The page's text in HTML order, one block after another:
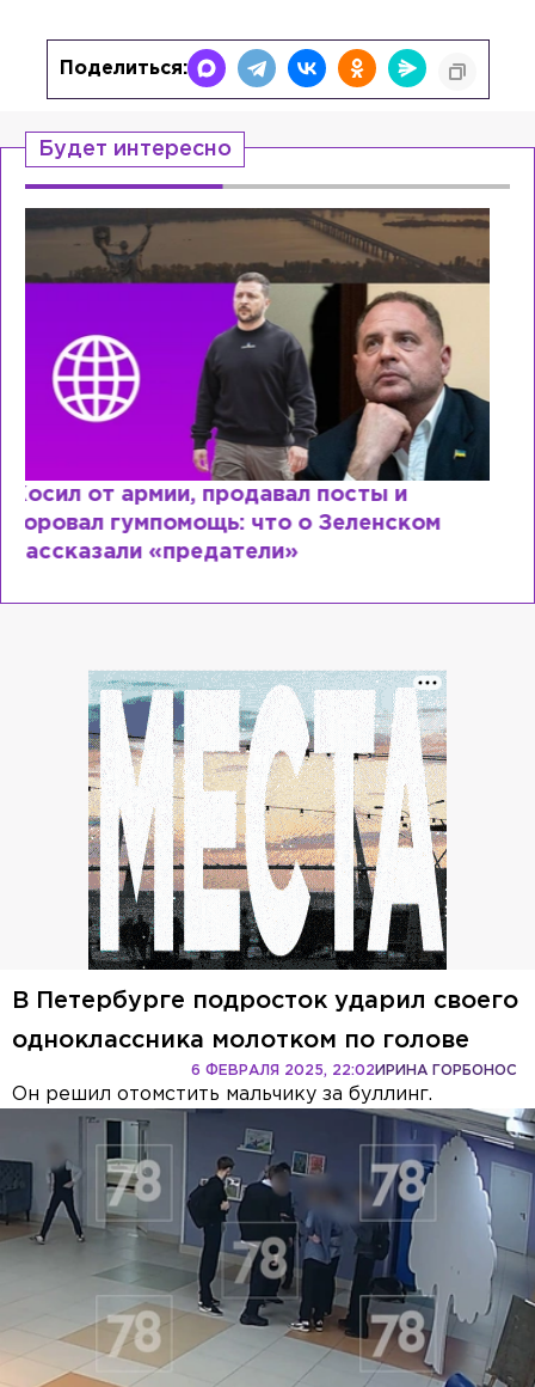
Поделиться:
Будет интересно
Рыдает из-за мужа, но опять флиртует с
Лазаревым: как Лера Кудрявцева
сходит с ума
В Петербурге подросток ударил своего
одноклассника молотком по голове
ИРИНА ГОРБОНОС
6 ФЕВРАЛЯ 2025, 22:02
Он решил отомстить мальчику за буллинг.